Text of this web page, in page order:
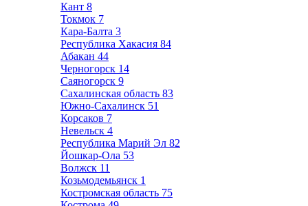
Кант 8
Токмок 7
Кара-Балта 3
Республика Хакасия 84
Абакан 44
Черногорск 14
Саяногорск 9
Сахалинская область 83
Южно-Сахалинск 51
Корсаков 7
Невельск 4
Республика Марий Эл 82
Йошкар-Ола 53
Волжск 11
Козьмодемьянск 1
Костромская область 75